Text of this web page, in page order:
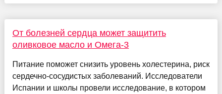
От болезней сердца может защитить
оливковое масло и Омега-3
Питание поможет снизить уровень холестерина, риск
сердечно-сосудистых заболеваний. Исследователи
Испании и школы провели исследование, в котором